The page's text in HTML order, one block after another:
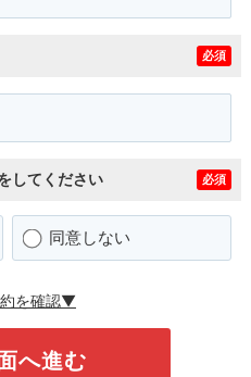
必須
してください 必須
同意しない
を確認▼